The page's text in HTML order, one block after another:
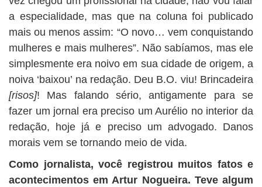
a especialidade, mas que na coluna foi publicado
mais ou menos assim: “O novo… vem conquistando
mulheres e mais mulheres”. Não sabíamos, mas ele
simplesmente era noivo em sua cidade de origem, a
noiva ‘baixou’ na redação. Deu B.O. viu! Brincadeira
[risos]! Mas falando sério, antigamente para se
fazer um jornal era preciso um Aurélio no interior da
redação, hoje já e preciso um advogado. Danos
morais vem se tornando meio de vida.
Como jornalista, você registrou muitos fatos e
acontecimentos em Artur Nogueira. Teve algum